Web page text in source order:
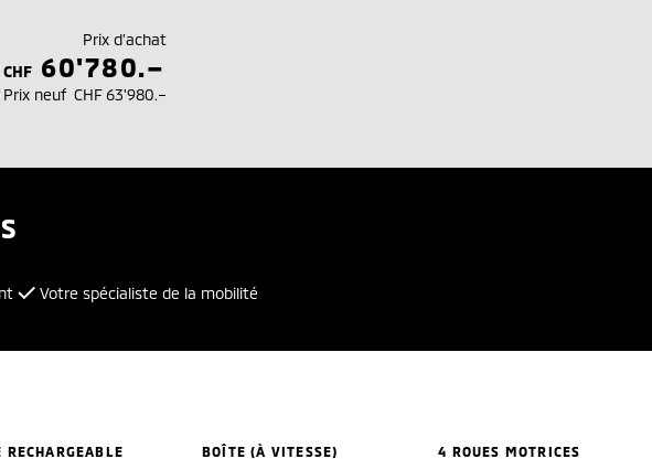
Prix d’achat
CHF 60'780.–
Prix neuf CHF 63'980.–
Votre spécialiste de la mobilité
RECHARGEABLE
BOÎTE (À VITESSE)
4 ROUES MOTRICES